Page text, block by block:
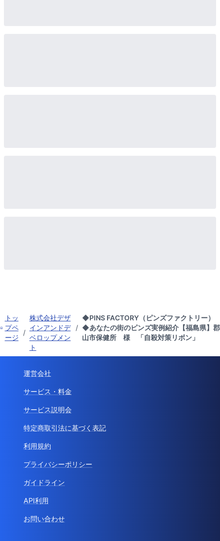
トッ
プペ
ージ
/
株式会社デザ
インアンドデ
ベロップメン
ト
/
◆PINS FACTORY（ピンズファクトリー）
◆あなたの街のピンズ実例紹介【福島県】郡
山市保健所 様 「自殺対策リボン」
運営会社
サービス・料金
サービス説明会
特定商取引法に基づく表記
利用規約
プライバシーポリシー
ガイドライン
API利用
お問い合わせ